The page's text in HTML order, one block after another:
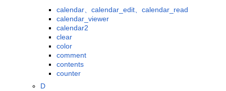
calendar、calendar_edit、calendar_read
calendar_viewer
calendar2
clear
color
comment
contents
counter
D